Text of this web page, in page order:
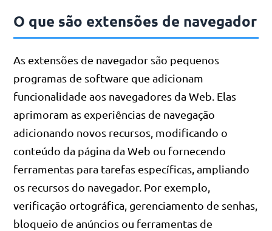
O que são extensões de navegador
As extensões de navegador são pequenos
programas de software que adicionam
funcionalidade aos navegadores da Web. Elas
aprimoram as experiências de navegação
adicionando novos recursos, modificando o
conteúdo da página da Web ou fornecendo
ferramentas para tarefas específicas, ampliando
os recursos do navegador. Por exemplo,
verificação ortográfica, gerenciamento de senhas,
bloqueio de anúncios ou ferramentas de